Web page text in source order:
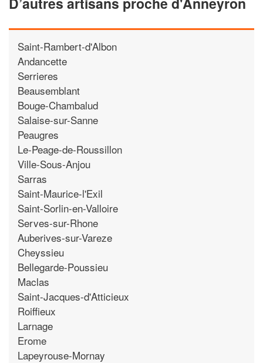
Saint-Rambert-d'Albon
Andancette
Serrieres
Beausemblant
Bouge-Chambalud
Salaise-sur-Sanne
Peaugres
Le-Peage-de-Roussillon
Ville-Sous-Anjou
Sarras
Saint-Maurice-l'Exil
Saint-Sorlin-en-Valloire
Serves-sur-Rhone
Auberives-sur-Vareze
Cheyssieu
Bellegarde-Poussieu
Maclas
Saint-Jacques-d'Atticieux
Roiffieux
Larnage
Erome
Lapeyrouse-Mornay